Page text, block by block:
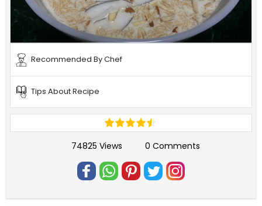
Recommended By Chef
Tips About Recipe
74825 Views 0 Comments